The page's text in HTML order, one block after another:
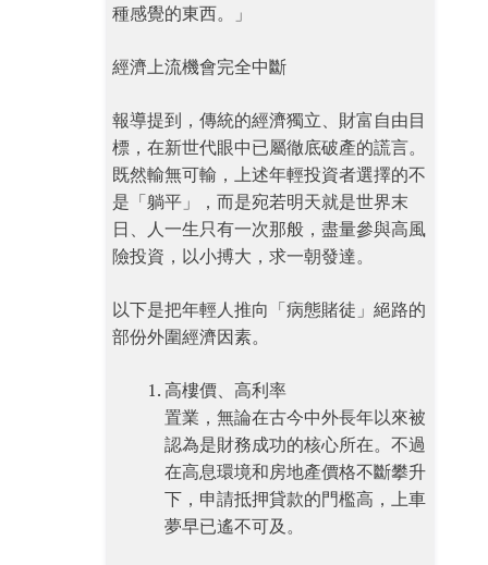
種感覺的東西。」
經濟上流機會完全中斷
報導提到，傳統的經濟獨立、財富自由目
標，在新世代眼中已屬徹底破產的謊言。
既然輸無可輸，上述年輕投資者選擇的不
是「躺平」，而是宛若明天就是世界末
日、人一生只有一次那般，盡量參與高風
險投資，以小搏大，求一朝發達。
以下是把年輕人推向「病態賭徒」絕路的
部份外圍經濟因素。
高樓價、高利率
置業，無論在古今中外長年以來被
認為是財務成功的核心所在。不過
在高息環境和房地產價格不斷攀升
下，申請抵押貸款的門檻高，上車
夢早已遙不可及。